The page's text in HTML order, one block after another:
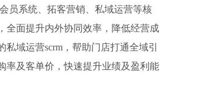
员系统、拓客营销、私域运营等核
全面提升内外协同效率，降低经营成
域运营scrm，帮助门店打通全域引
率及客单价，快速提升业绩及盈利能